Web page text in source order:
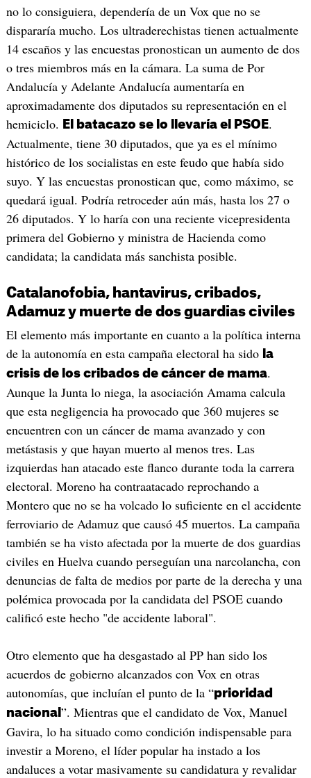
no lo consiguiera, dependería de un Vox que no se
dispararía mucho. Los ultraderechistas tienen actualmente
14 escaños y las encuestas pronostican un aumento de dos
o tres miembros más en la cámara. La suma de Por
Andalucía y Adelante Andalucía aumentaría en
aproximadamente dos diputados su representación en el
hemiciclo.
El batacazo se lo llevaría el PSOE.
Actualmente, tiene 30 diputados, que ya es el mínimo
histórico de los socialistas en este feudo que había sido
suyo. Y las encuestas pronostican que, como máximo, se
quedará igual. Podría retroceder aún más, hasta los 27 o
26 diputados. Y lo haría con una reciente vicepresidenta
primera del Gobierno y ministra de Hacienda como
candidata; la candidata más sanchista posible.
Catalanofobia, hantavirus, cribados,
Adamuz y muerte de dos guardias civiles
El elemento más importante en cuanto a la política interna
de la autonomía en esta campaña electoral ha sido la
crisis de los cribados de cáncer de mama.
Aunque la Junta lo niega, la asociación Amama calcula
que esta negligencia ha provocado que 360 mujeres se
encuentren con un cáncer de mama avanzado y con
metástasis y que hayan muerto al menos tres. Las
izquierdas han atacado este flanco durante toda la carrera
electoral. Moreno ha contraatacado reprochando a
Montero que no se ha volcado lo suficiente en el accidente
ferroviario de Adamuz que causó 45 muertos. La campaña
también se ha visto afectada por la muerte de dos guardias
civiles en Huelva cuando perseguían una narcolancha, con
denuncias de falta de medios por parte de la derecha y una
polémica provocada por la candidata del PSOE cuando
calificó este hecho "de accidente laboral".
Otro elemento que ha desgastado al PP han sido los
acuerdos de gobierno alcanzados con Vox en otras
autonomías, que incluían el punto de la “prioridad
nacional ”. Mientras que el candidato de Vox, Manuel
Gavira, lo ha situado como condición indispensable para
investir a Moreno, el líder popular ha instado a los
andaluces a votar masivamente su candidatura y revalidar